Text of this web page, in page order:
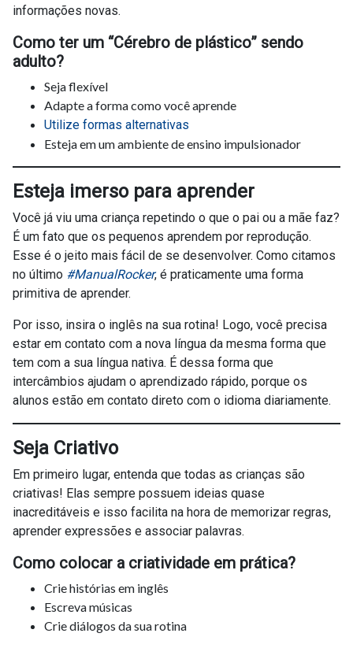
informações novas.
Como ter um “Cérebro de plástico” sendo
adulto?
Seja flexível
Adapte a forma como você aprende
Utilize formas alternativas
Esteja em um ambiente de ensino impulsionador
Esteja imerso para aprender
Você já viu uma criança repetindo o que o pai ou a mãe faz?
É um fato que os pequenos aprendem por reprodução.
Esse é o jeito mais fácil de se desenvolver. Como citamos
no último #ManualRocker, é praticamente uma forma
primitiva de aprender.
Por isso, insira o inglês na sua rotina! Logo, você precisa
estar em contato com a nova língua da mesma forma que
tem com a sua língua nativa. É dessa forma que
intercâmbios ajudam o aprendizado rápido, porque os
alunos estão em contato direto com o idioma diariamente.
Seja Criativo
Em primeiro lugar, entenda que todas as crianças são
criativas! Elas sempre possuem ideias quase
inacreditáveis e isso facilita na hora de memorizar regras,
aprender expressões e associar palavras.
Como colocar a criatividade em prática?
Crie histórias em inglês
Escreva músicas
Crie diálogos da sua rotina